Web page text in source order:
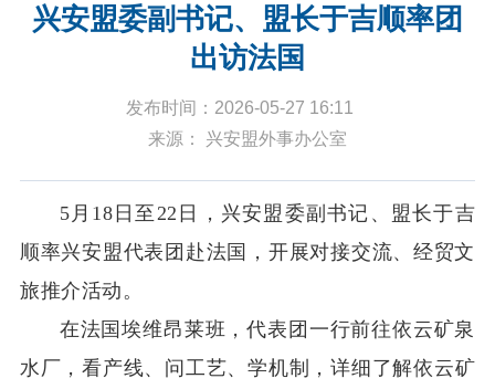
兴安盟委副书记、盟长于吉顺率团
出访法国
发布时间：2026-05-27 16:11
来源： 兴安盟外事办公室
5 月 18 日至 22 日 ， 兴安 盟委副书记、盟长于吉
顺率兴安盟代表团赴法国，开展对接交流、经贸文
旅推介活动。
在法国埃维昂莱班 ，代表团一行前往依云矿泉
水厂，看产线、问工艺、学机制 ，详细了解依云矿